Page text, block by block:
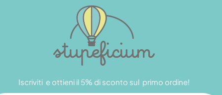
Iscriviti e ottieni il 5% di sconto sul primo ordine!